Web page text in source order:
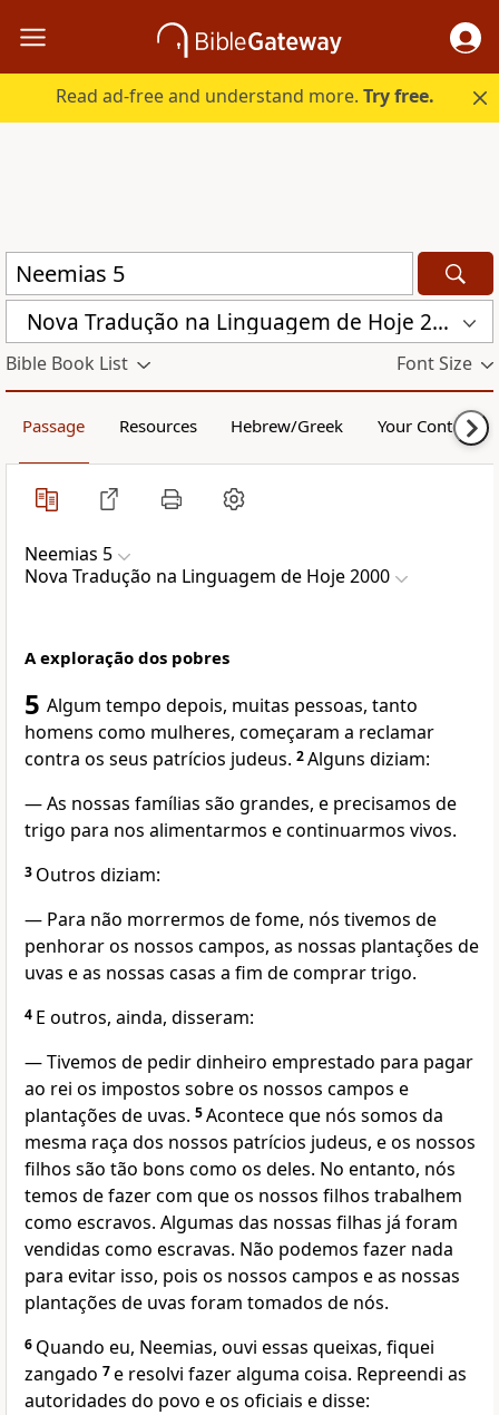
Read ad-free and understand more.Try free.
Nova Traduҫão na Linguagem de Hoje 2000 (NTLH)
Bible Book List Font Size
Passage Resources Hebrew/Greek Your Content
Neemias 5
Nova Traduҫão na Linguagem de Hoje 2000
A exploração dos pobres
5 Algum tempo depois, muitas pessoas, tanto
homens como mulheres, começaram a reclamar
contra os seus patrícios judeus. 2Alguns diziam:
— As nossas famílias são grandes, e precisamos de
trigo para nos alimentarmos e continuarmos vivos.
3 Outros diziam:
— Para não morrermos de fome, nós tivemos de
penhorar os nossos campos, as nossas plantações de
uvas e as nossas casas a fim de comprar trigo.
4 E outros, ainda, disseram:
— Tivemos de pedir dinheiro emprestado para pagar
ao rei os impostos sobre os nossos campos e
plantações de uvas. 5Acontece que nós somos da
mesma raça dos nossos patrícios judeus, e os nossos
filhos são tão bons como os deles. No entanto, nós
temos de fazer com que os nossos filhos trabalhem
como escravos. Algumas das nossas filhas já foram
vendidas como escravas. Não podemos fazer nada
para evitar isso, pois os nossos campos e as nossas
plantações de uvas foram tomados de nós.
6 Quando eu, Neemias, ouvi essas queixas, fiquei
zangado 7e resolvi fazer alguma coisa. Repreendi as
autoridades do povo e os oficiais e disse: